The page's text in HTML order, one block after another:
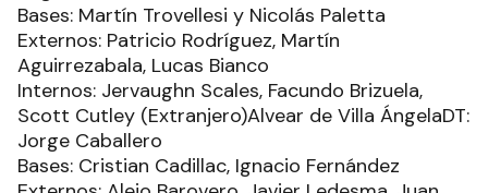
Bases: Martín Trovellesi y Nicolás Paletta
Externos: Patricio Rodríguez, Martín
Aguirrezabala, Lucas Bianco
Internos: Jervaughn Scales, Facundo Brizuela,
Scott Cutley (Extranjero)Alvear de Villa ÁngelaDT:
Jorge Caballero
Bases: Cristian Cadillac, Ignacio Fernández